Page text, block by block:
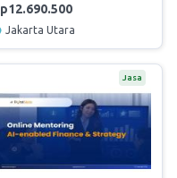
Jakarta Utara
Jasa